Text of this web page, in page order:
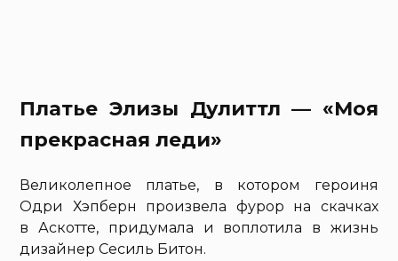
Платье Элизы Дулиттл — «Моя
прекрасная леди»
Великолепное платье, в котором героиня
Одри Хэпберн произвела фурор на скачках
в Аскотте, придумала и воплотила в жизнь
дизайнер Сесиль Битон.